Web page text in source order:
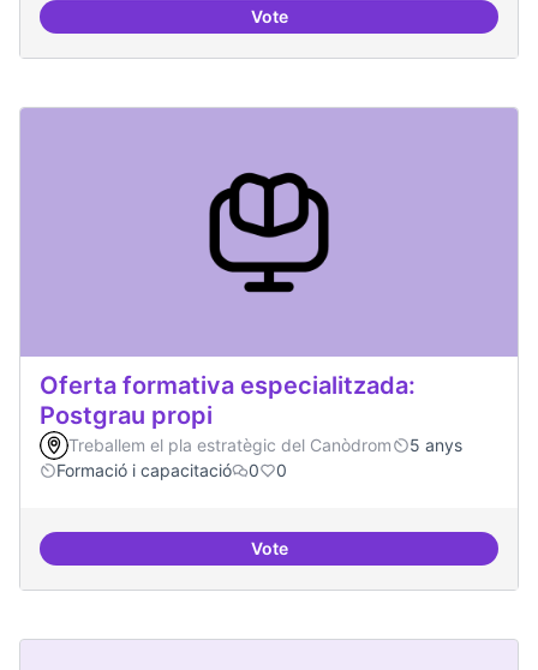
VoteFestival feminisme digital
Oferta formativa especialitzada:
Postgrau propi
Treballem el pla estratègic del Canòdrom
5 anys
Formació i capacitació
0 0
VoteOferta formativa especialitzada: